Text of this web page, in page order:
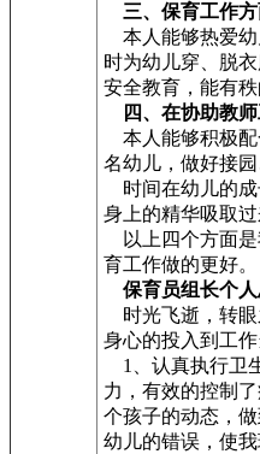
三、保育工作方
本人能够热爱幼
时为幼儿穿、脱
安全教育，能有
四、在协助教师
本人能够积极配
名幼儿，做好接
时间在幼儿的成
身上的精华吸取
以上四个方面是
育工作做的更好。
保育员组长个
时光飞逝，转眼
身心的投入到工
1、认真执行卫
力，有效的控制
个孩子的动态，
幼儿的错误，使